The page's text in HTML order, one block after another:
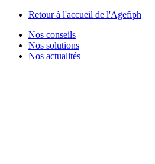
Retour à l'accueil de l'Agefiph
Nos conseils
Nos solutions
Nos actualités